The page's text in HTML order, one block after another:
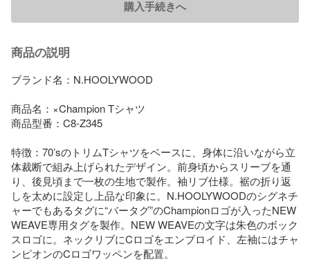
購入手続きへ
商品の説明
ブランド名：N.HOOLYWOOD
商品名：×Champion Tシャツ
商品型番：C8-Z345
特徴：70’sのトリムTシャツをベースに、身体に沿いながら立
体裁断で組み上げられたデザイン。前身頃からスリーブを通
り、後見頃まで一枚の生地で製作。袖リブ仕様。裾の折り返
しを太めに設定し上品な印象に。N.HOOLYWOODのシグネチ
ャーでもあるタグに“バータグ”のChampionロゴが入ったNEW
WEAVE専用タグを製作。NEW WEAVEの文字は朱色のボック
スロゴに。ネックリブにCロゴをエンブロイド、左袖にはチャ
ンピオンのCロゴワッペンを配置。